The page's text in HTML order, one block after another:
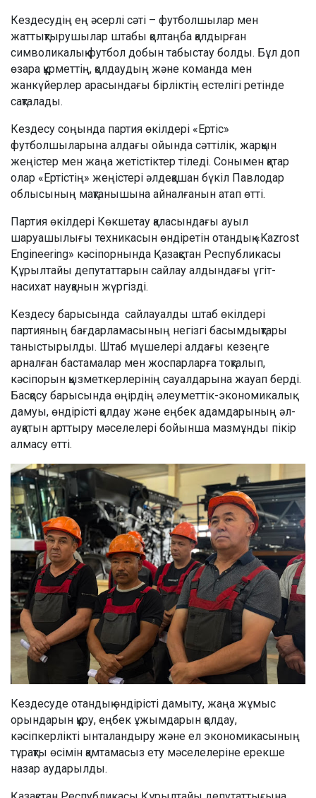
Кездесудің ең әсерлі сәті – футболшылар мен
жаттықтырушылар штабы қолтаңба қалдырған
символикалық футбол добын табыстау болды. Бұл доп
өзара құрметтің, қолдаудың және команда мен
жанкүйерлер арасындағы бірліктің естелігі ретінде
сақталады.
Кездесу соңында партия өкілдері «Ертіс»
футболшыларына алдағы ойында сәттілік, жарқын
жеңістер мен жаңа жетістіктер тіледі. Сонымен қатар
олар «Ертістің» жеңістері әлдеқашан бүкіл Павлодар
облысының мақтанышына айналғанын атап өтті.
Партия өкілдері Көкшетау қаласындағы ауыл
шаруашылығы техникасын өндіретін отандық «Kazrost
Engineering» кәсіпорнында Қазақстан Республикасы
Құрылтайы депутаттарын сайлау алдындағы үгіт-
насихат науқанын жүргізді.
Кездесу барысында сайлауалды штаб өкілдері
партияның бағдарламасының негізгі басымдықтары
таныстырылды. Штаб мүшелері алдағы кезеңге
арналған бастамалар мен жоспарларға тоқталып,
кәсіпорын қызметкерлерінің сауалдарына жауап берді.
Басқосу барысында өңірдің әлеуметтік-экономикалық
дамуы, өндірісті қолдау және еңбек адамдарының әл-
ауқатын арттыру мәселелері бойынша мазмұнды пікір
алмасу өтті.
Кездесуде отандық өндірісті дамыту, жаңа жұмыс
орындарын құру, еңбек ұжымдарын қолдау,
кәсіпкерлікті ынталандыру және ел экономикасының
тұрақты өсімін қамтамасыз ету мәселелеріне ерекше
назар аударылды.